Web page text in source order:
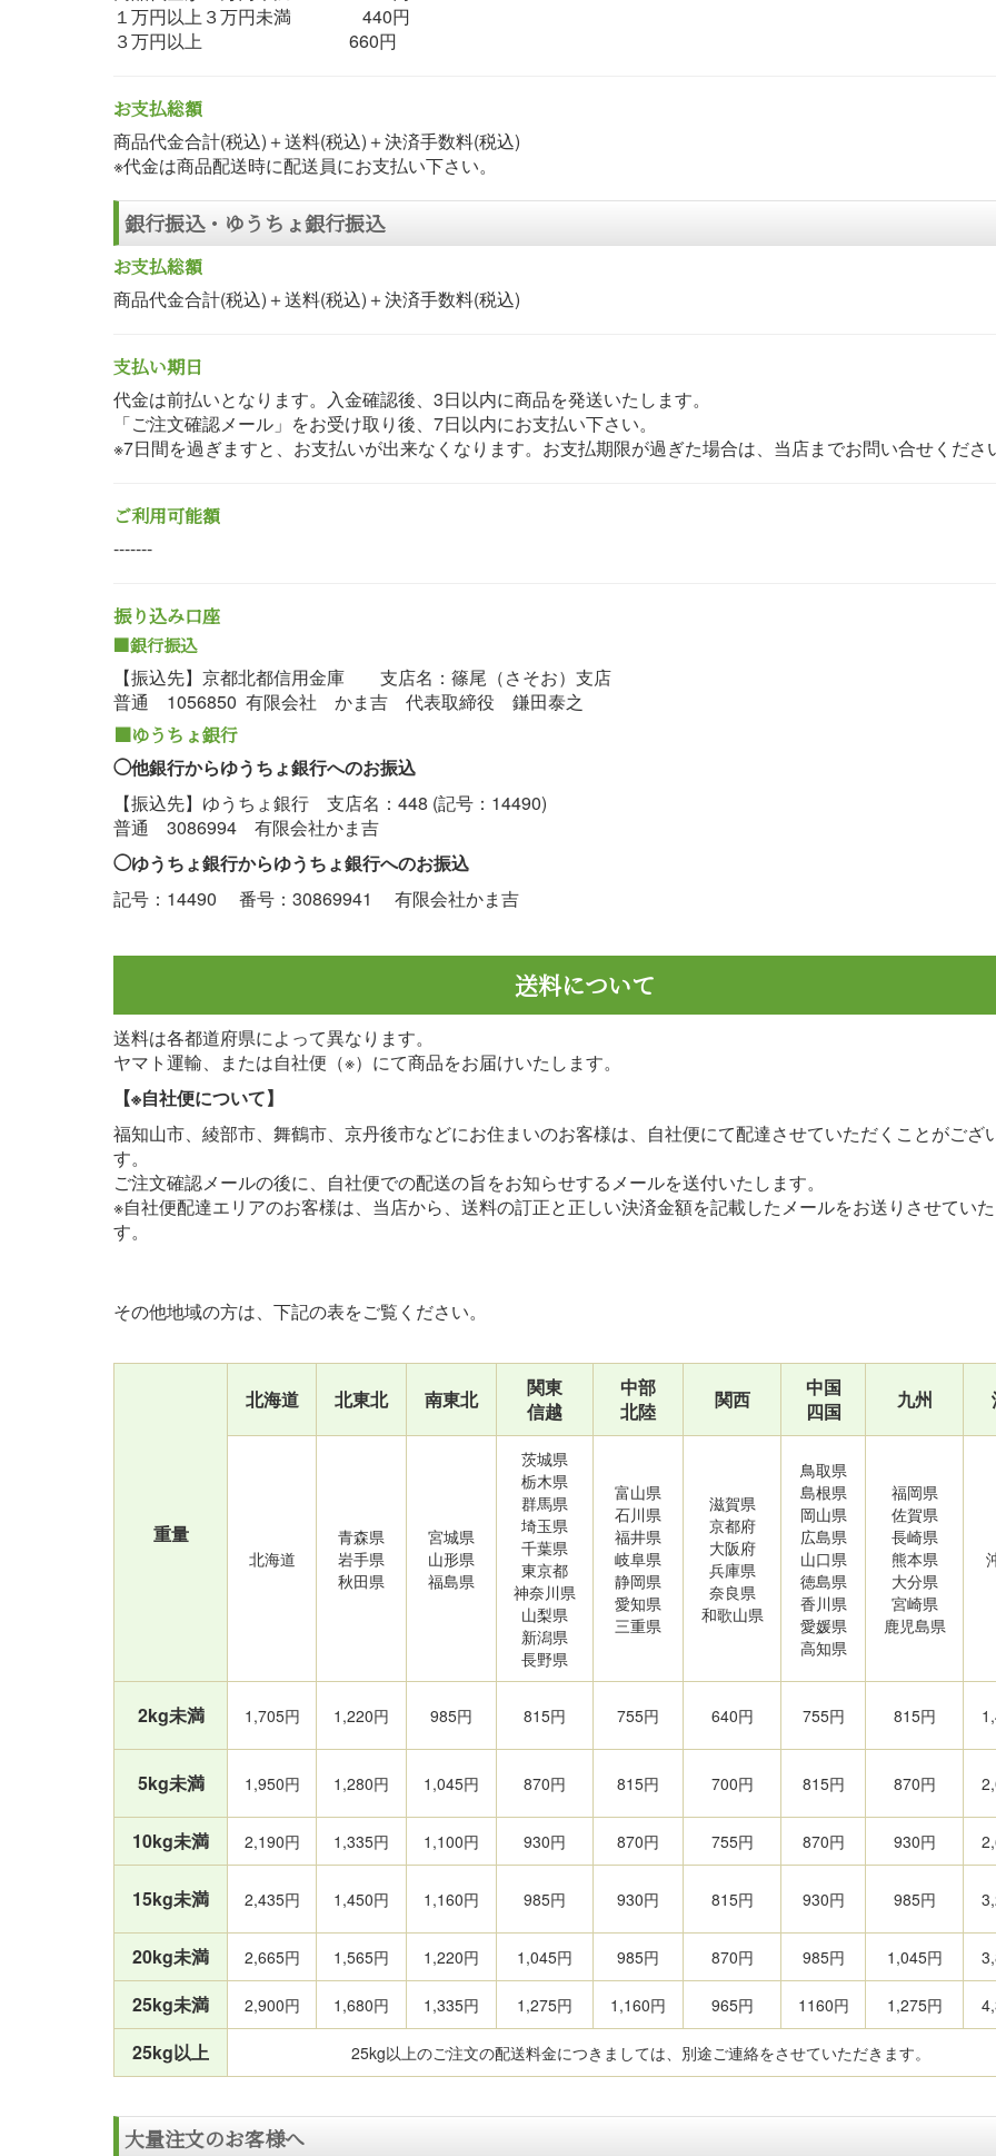
１万円以上３万円未満 440円
３万円以上 660円
お支払総額
商品代金合計(税込)＋送料(税込)＋決済手数料(税込)
※代金は商品配送時に配送員にお支払い下さい。
銀行振込・ゆうちょ銀行振込
お支払総額
商品代金合計(税込)＋送料(税込)＋決済手数料(税込)
支払い期日
代金は前払いとなります。入金確認後、3日以内に商品を発送いたします。
「ご注文確認メール」をお受け取り後、7日以内にお支払い下さい。
※7日間を過ぎますと、お支払いが出来なくなります。お支払期限が過ぎた場合は、当店までお問い合せくださ
ご利用可能額
-------
振り込み口座
■銀行振込
【振込先】京都北都信用金庫 支店名：篠尾（さそお）支店
普通 1056850 有限会社 かま吉 代表取締役 鎌田泰之
■ゆうちょ銀行
◯他銀行からゆうちょ銀行へのお振込
【振込先】ゆうちょ銀行 支店名：448 (記号：14490)
普通 3086994 有限会社かま吉
◯ゆうちょ銀行からゆうちょ銀行へのお振込
記号：14490 番号：30869941 有限会社かま吉
送料について
送料は各都道府県によって異なります。
ヤマト運輸、または自社便（※）にて商品をお届けいたします。
【※自社便について】
福知山市、綾部市、舞鶴市、京丹後市などにお住まいのお客様は、自社便にて配達させていただくことがござ
す。
ご注文確認メールの後に、自社便での配送の旨をお知らせするメールを送付いたします。
※自社便配達エリアのお客様は、当店から、送料の訂正と正しい決済金額を記載したメールをお送りさせてい
す。
その他地域の方は、下記の表をご覧ください。
重量
北海道 北東北 南東北
関東
信越
中部
北陸
関西
中国
四国
九州
北海道
青森県
岩手県
秋田県
宮城県
山形県
福島県
茨城県
栃木県
群馬県
埼玉県
千葉県
東京都
神奈川県
山梨県
新潟県
長野県
富山県
石川県
福井県
岐阜県
静岡県
愛知県
三重県
滋賀県
京都府
大阪府
兵庫県
奈良県
和歌山県
鳥取県
島根県
岡山県
広島県
山口県
徳島県
香川県
愛媛県
高知県
福岡県
佐賀県
長崎県
熊本県
大分県
宮崎県
鹿児島県
2kg未満 1,705円 1,220円 985円 815円 755円 640円 755円 815円
5kg未満 1,950円 1,280円 1,045円 870円 815円 700円 815円 870円
10kg未満 2,190円 1,335円 1,100円 930円 870円 755円 870円 930円
15kg未満 2,435円 1,450円 1,160円 985円 930円 815円 930円 985円
20kg未満 2,665円 1,565円 1,220円 1,045円 985円 870円 985円 1,045円
25kg未満 2,900円 1,680円 1,335円 1,275円 1,160円 965円 1160円 1,275円
25kg以上 25kg以上のご注文の配送料金につきましては、別途ご連絡をさせていただきます。
大量注文のお客様へ